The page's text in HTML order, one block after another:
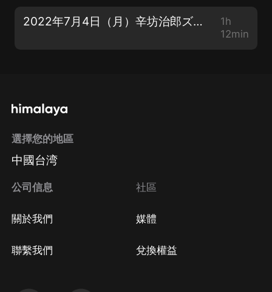
2022年7月4日（月）辛坊治郎ズームそこまで言うか！
1h
12min
選擇您的地區
中國台湾
公司信息
關於我們
聯繫我們
社區
媒體
兌換權益